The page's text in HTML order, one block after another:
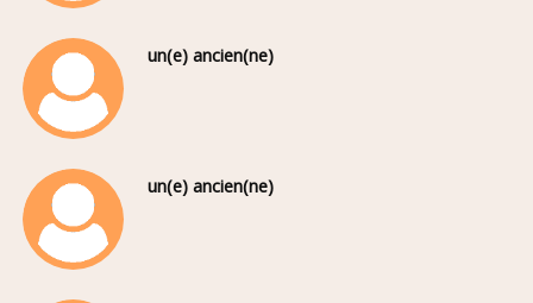
un(e) ancien(ne)
un(e) ancien(ne)